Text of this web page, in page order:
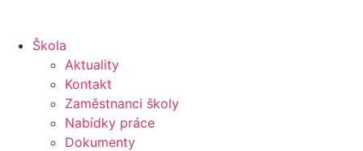
Škola
Aktuality
Kontakt
Zaměstnanci školy
Nabídky práce
Dokumenty